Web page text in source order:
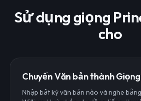
Sử dụng giọng
cho
Chuyển Văn bản thành
Nhập bất kỳ văn bản nào và nghe